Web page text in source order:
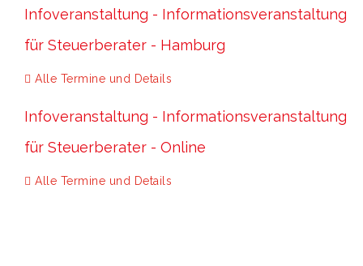
Infoveranstaltung - Informationsveranstaltung
für Steuerberater - Hamburg
Alle Termine und Details
Infoveranstaltung - Informationsveranstaltung
für Steuerberater - Online
Alle Termine und Details